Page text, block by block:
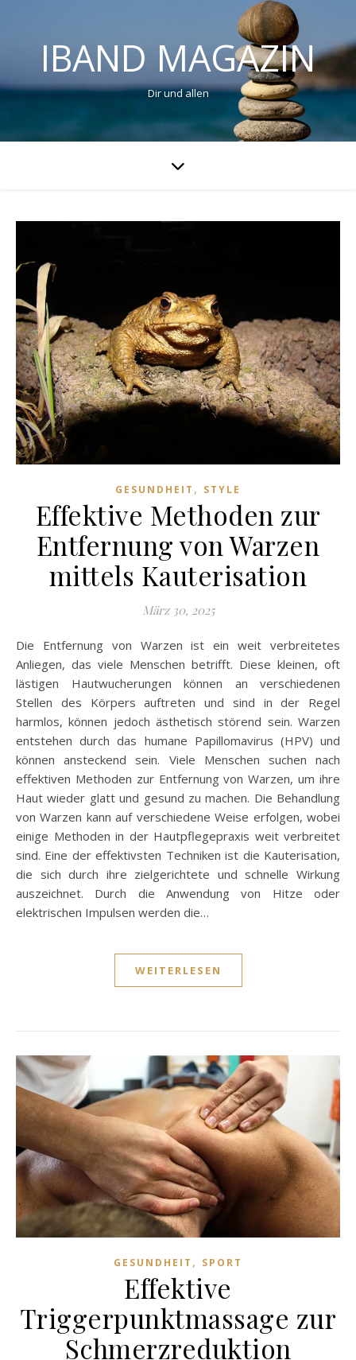
IBAND MAGAZIN
Dir und allen
GESUNDHEIT , STYLE
Effektive Methoden zur
Entfernung von Warzen
mittels Kauterisation
März 30, 2025
Die Entfernung von Warzen ist ein weit verbreitetes
Anliegen, das viele Menschen betrifft. Diese kleinen, oft
lästigen Hautwucherungen können an verschiedenen
Stellen des Körpers auftreten und sind in der Regel
harmlos, können jedoch ästhetisch störend sein. Warzen
entstehen durch das humane Papillomavirus (HPV) und
können ansteckend sein. Viele Menschen suchen nach
effektiven Methoden zur Entfernung von Warzen, um ihre
Haut wieder glatt und gesund zu machen. Die Behandlung
von Warzen kann auf verschiedene Weise erfolgen, wobei
einige Methoden in der Hautpflegepraxis weit verbreitet
sind. Eine der effektivsten Techniken ist die Kauterisation,
die sich durch ihre zielgerichtete und schnelle Wirkung
auszeichnet. Durch die Anwendung von Hitze oder
elektrischen Impulsen werden die…
WEITERLESEN
GESUNDHEIT , SPORT
Effektive
Triggerpunktmassage zur
Schmerzreduktion